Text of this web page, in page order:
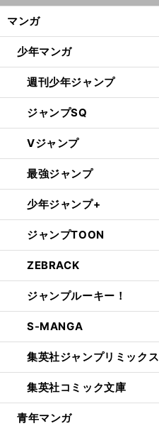
マンガ
少年マンガ
週刊少年ジャンプ
ジャンプSQ
Vジャンプ
最強ジャンプ
少年ジャンプ+
ジャンプTOON
ZEBRACK
ジャンプルーキー！
S-MANGA
集英社ジャンプリミックス
集英社コミック文庫
青年マンガ